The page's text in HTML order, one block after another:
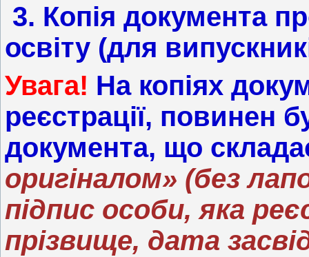
3. Копія документа
освіту (для
Увага! На копіях
реєстрації, повинен
документа, що
оригіналом» (без
підпис особи, яка
прізвище, дата